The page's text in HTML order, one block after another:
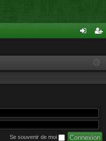
cri
Se souvenir de moi